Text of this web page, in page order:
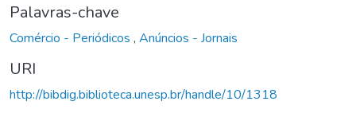
Palavras-chave
Comércio - Periódicos , Anúncios - Jornais
URI
http://bibdig.biblioteca.unesp.br/handle/10/1318